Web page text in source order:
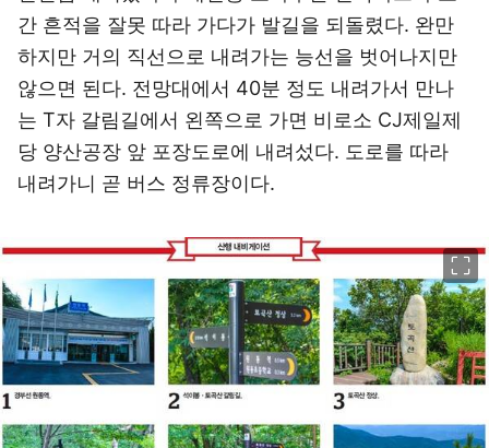
간 흔적을 잘못 따라 가다가 발길을 되돌렸다. 완만
하지만 거의 직선으로 내려가는 능선을 벗어나지만
않으면 된다. 전망대에서 40분 정도 내려가서 만나
는 T자 갈림길에서 왼쪽으로 가면 비로소 CJ제일제
당 양산공장 앞 포장도로에 내려섰다. 도로를 따라
내려가니 곧 버스 정류장이다.